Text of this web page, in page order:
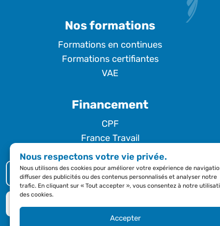
Nous respectons votre vie privée.
Nous utilisons des cookies pour améliorer votre expérience de
diffuser des publicités ou des contenus personnalisés et analyser notre
trafic. En cliquant sur « Tout accepter », vous consentez à notre
des cookies.
Accepter
Nos formations
Formations en continues
Formations certifiantes
VAE
Financement
CPF
France Travail
NOUS CONTACTER